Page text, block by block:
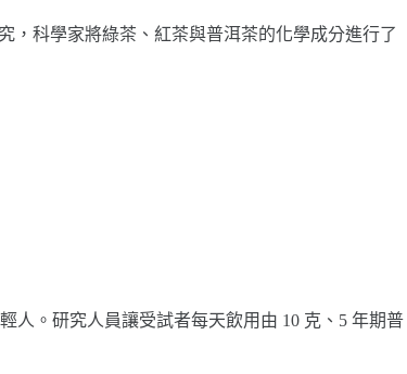
，科學家將綠茶、紅茶與普洱茶的化學成分進行了
人。研究人員讓受試者每天飲用由 10 克、5 年期普